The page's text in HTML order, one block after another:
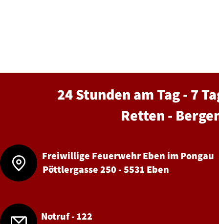
24 Stunden am Tag - 7
Retten -
Freiwillige Feuerwehr Eben im Pongau
Pöttlergasse 250 - 5531 Eben
Notruf - 122